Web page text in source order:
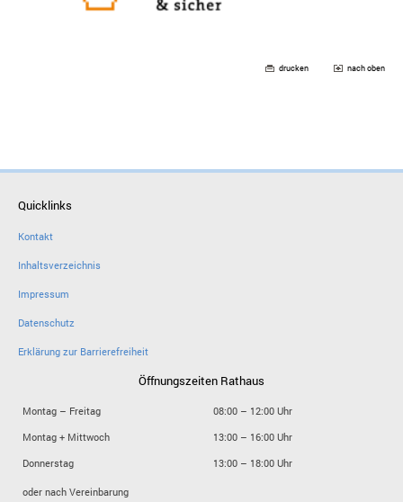
drucken nach oben
Quicklinks
Kontakt
Inhaltsverzeichnis
Impressum
Datenschutz
Erklärung zur Barrierefreiheit
Öffnungszeiten Rathaus
Montag – Freitag
08:00 – 12:00 Uhr
Montag + Mittwoch
13:00 – 16:00 Uhr
Donnerstag
13:00 – 18:00 Uhr
oder nach Vereinbarung